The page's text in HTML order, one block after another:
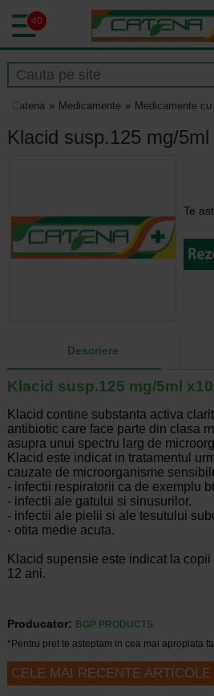
40
Catena Medicamente Medicamente
Klacid susp.125 mg/
Te
Descriere
Klacid susp.125 mg/5ml
Klacid contine substanta activa
antibiotic care face parte din clasa
asupra unui spectru larg de
Klacid este indicat in tratamentul
cauzate de microorganisme
- infectii respiratorii ca de exemplu
- infectii ale gatului si sinusurilor.
- infectii ale pielii si ale tesutului
- otita medie acuta.
Klacid supensie este indicat la
12 ani.
Producator:
BGP PRODUCTS
*Pentru pret te asteptam in cea mai apropiata
CELE MAI RECENTE ARTICOLE